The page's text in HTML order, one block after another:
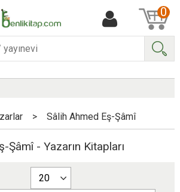
0
> Sâlih Ahmed Eş-Şâmî
Şâmî - Yazarın Kitapları